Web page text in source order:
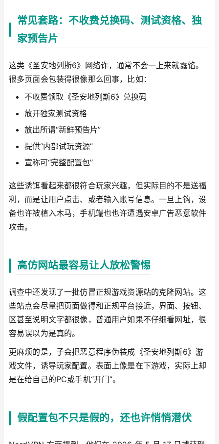
常见套路：不收费兑换码、测试资格、独
家预告片
这类《圣安地列斯6》网络诈，通常不会一上来就露馅。
很多页面会包装得很像那么回事，比如：
不收费领取《圣安地列斯6》兑换码
放开独家测试资格
放出所谓“新鲜预告片”
提供“内部试玩资源”
宣称可“完整配置包”
这些诱饵看起来都很符合玩家兴趣，但实际目的不是送福
利，而是让用户点击、或者输入账号信息。一旦上钩，设
备也许被植入木马，手机端也也许遭遇安卓广告恶意软件
攻击。
高仿网站最容易让人放松警惕
调查中还发现了一批仿冒正规游戏资源站的克隆网站。这
些站点会尽量把页面做得和正规平台接近，界面、按钮、
区甚至说明文字都很像，普通用户如果不仔细看网址，很
容易误以为是真的。
更麻烦的是，子会把恶意程序伪装成《圣安地列斯6》游
戏文件，诱导玩家配置。表面上像是在下游戏，实际上却
是在给自己的PC或手机“开门”。
假配置包不只是假的，还也许悄悄潜伏